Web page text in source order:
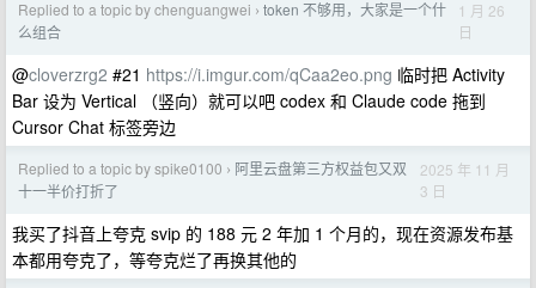
Replied to a topic by chenguangwei › token 不够用，大家是一个什
么组合
1 月 26
日
@cloverzrg2 #21 https://i.imgur.com/qCaa2eo.png 临时把 Activity
Bar 设为 Vertical （竖向）就可以吧 codex 和 Claude code 拖到
Cursor Chat 标签旁边
Replied to a topic by spike0100 › 阿里云盘第三方权益包又双
十一半价打折了
2025 年 11 月
3 日
我买了抖音上夸克 svip 的 188 元 2 年加 1 个月的，现在资源发布基
本都用夸克了，等夸克烂了再换其他的